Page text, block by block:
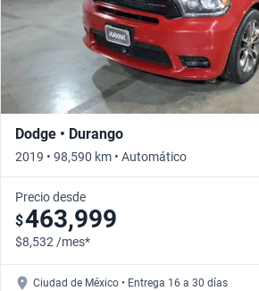
Dodge • Durango
2019 • 98,590 km • Automático
Precio desde
$463,999
$8,532 /mes*
Ciudad de México • Entrega 16 a 30 días